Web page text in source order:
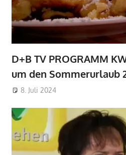
D+B TV PROGRAMM
um den Sommerurlaub
8. Juli 2024